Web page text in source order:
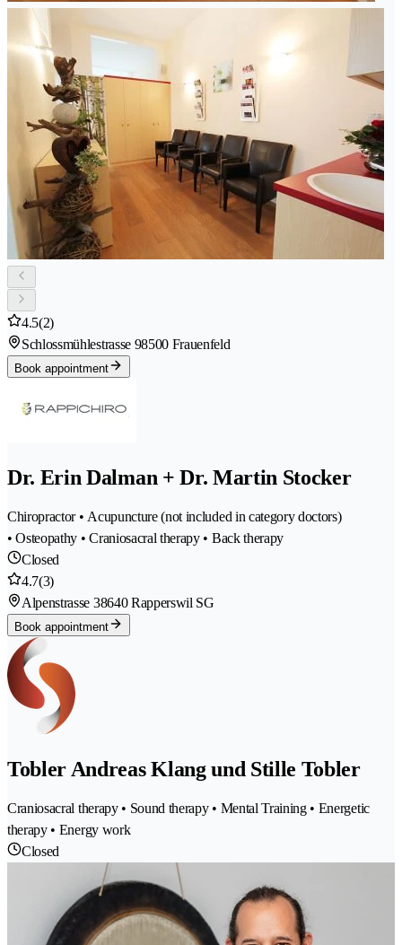
4.5(2)
Schlossmühlestrasse 98500 Frauenfeld
Book appointment
Dr. Erin Dalman + Dr. Martin Stocker
Chiropractor • Acupuncture (not included in category doctors)
• Osteopathy • Craniosacral therapy • Back therapy
Closed
4.7(3)
Alpenstrasse 38640 Rapperswil SG
Book appointment
Tobler Andreas Klang und Stille Tobler
Craniosacral therapy • Sound therapy • Mental Training • Energetic
therapy • Energy work
Closed